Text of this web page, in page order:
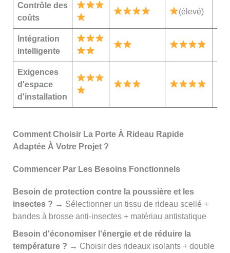
Contrôle des
coûts
(élevé)
Intégration
intelligente
Exigences
d'espace
d'installation
Comment Choisir La Porte À Rideau Rapide
Adaptée À Votre Projet ?
Commencer Par Les Besoins Fonctionnels
Besoin de protection contre la poussière et les
insectes ? → Sélectionner un tissu de rideau scellé +
bandes à brosse anti-insectes + matériau antistatique
Besoin d'économiser l'énergie et de réduire la
température ? → Choisir des rideaux isolants + double